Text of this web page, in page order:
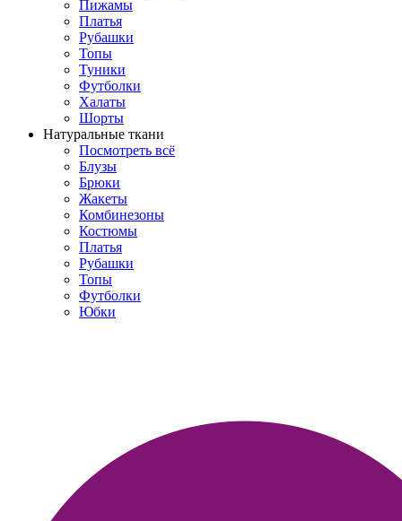
Пижамы
Платья
Рубашки
Топы
Туники
Футболки
Халаты
Шорты
Натуральные ткани
Посмотреть всё
Блузы
Брюки
Жакеты
Комбинезоны
Костюмы
Платья
Рубашки
Топы
Футболки
Юбки